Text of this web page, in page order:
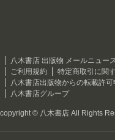
八木書店 出版物 メールニュー
ご利用規約
特定商取引に関
八木書店出版物からの転載許
八木書店グループ
copyright © 八木書店 All Rights